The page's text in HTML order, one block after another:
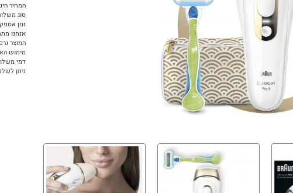
המחיר
סוג
זמן אספקה
אנחנו
המוצר
מימוש
דמי
ניתן לשלם